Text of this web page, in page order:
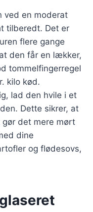
ved en moderat
tilberedt. Det er
flere gange
den får en lækker,
tommelfingerregel
kilo kød.
lad den hvile i et
Dette sikrer, at
det mere mørt
dine
og flødesovs,